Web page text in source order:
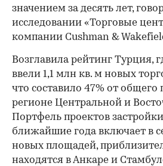
значением за десять лет,
исследовании «Торговые
компании Cushman &
Возглавила рейтинг Турция,
ввели 1,1 млн кв. м новых
что составило 47% от общего
регионе Центральной и
Портфель проектов
ближайшие года включает в
новых площадей,
находятся в Анкаре и